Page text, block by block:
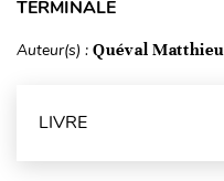
TERMINALE
Auteur(s) : Quéval Matthieu
LIVRE